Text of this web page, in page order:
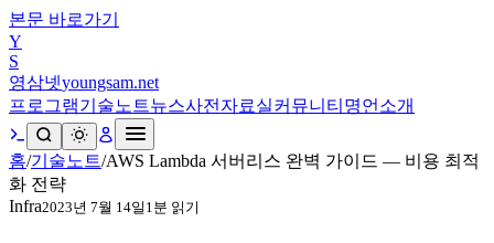
본문 바로가기
Y
S
영삼넷youngsam.net
프로그램기술노트뉴스사전 자료실커뮤니티 명언 소개
홈/기술노트/AWS Lambda 서버리스 완벽 가이드 — 비용 최적
화 전략
Infra2023년 7월 14일 1분 읽기